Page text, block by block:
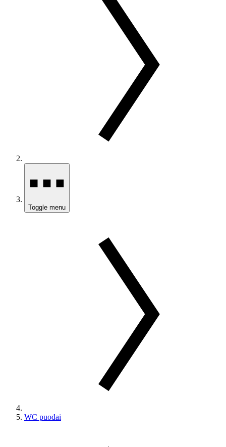
Toggle menu
WC puodai